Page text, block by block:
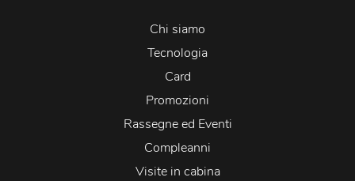
Chi siamo
Tecnologia
Card
Promozioni
Rassegne ed Eventi
Compleanni
Visite in cabina